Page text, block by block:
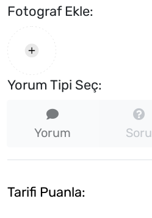
Fotograf Ekle:
Yorum Tipi Seç:
Yorum Soru
Tarifi Puanla: